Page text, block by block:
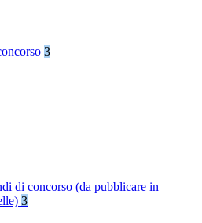
3
di concorso (da pubblicare in
3